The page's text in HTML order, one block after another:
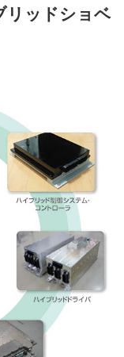
リッドショベ